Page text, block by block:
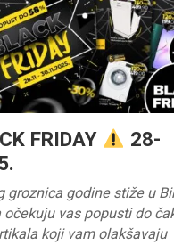
FRIDAY
28-
groznica godine stiže u
očekuju vas popusti do
koji vam olakšavaju